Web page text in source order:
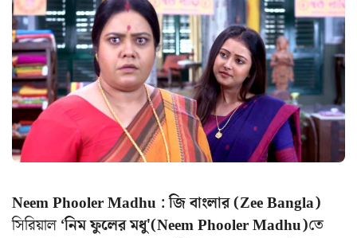
Neem Phooler Madhu : জি বাংলার (Zee Bangla)
সিরিয়াল‘নিম ফুলের মধু'(Neem Phooler Madhu)তে